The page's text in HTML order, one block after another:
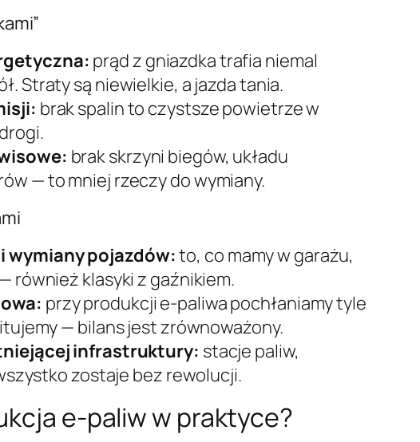
prąd z gniazdka trafia niemal
Straty są niewielkie, a jazda tania.
brak spalin to czystsze powietrze w
brak skrzyni biegów, układu
— to mniej rzeczy do wymiany.
wymiany pojazdów:to, co mamy w garażu,
również klasyki z gaźnikiem.
przy produkcji e-paliwa pochłaniamy tyle
— bilans jest zrównoważony.
infrastruktury: stacje paliw,
zostaje bez rewolucji.
e-paliw w praktyce?